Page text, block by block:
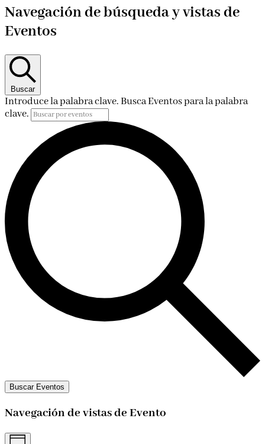
Eventos
en
8
08Europe/Madrid
octubre
08Europe/Madrid
2024
Navegación de búsqueda y vistas de
Eventos
Buscar
Introduce la palabra clave. Busca Eventos para la palabra
clave.
Buscar Eventos
Navegación de vistas de Evento